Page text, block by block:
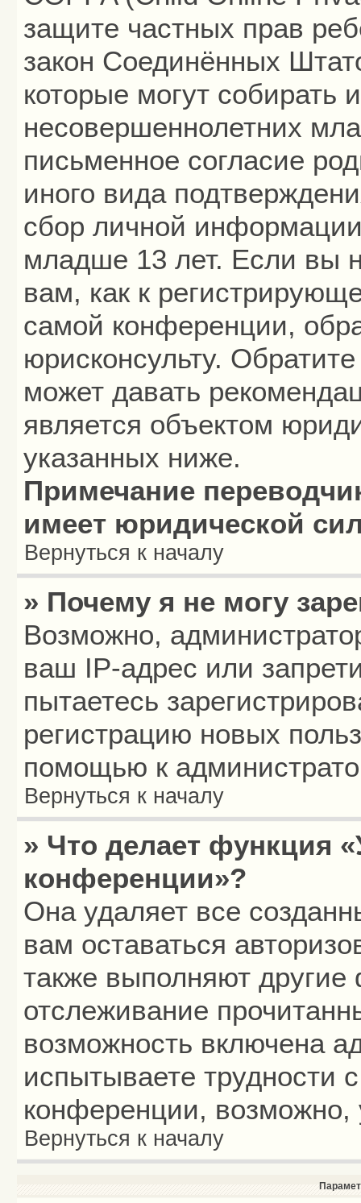
защите частных прав
закон Соединённых
которые могут
несовершеннолетних
письменное согласие
иного вида
сбор личной
младше 13 лет. Если вы
вам, как к
самой конференции,
юрисконсульту.
может давать
является объектом
указанных ниже.
Примечание
имеет юридической
Вернуться к началу
» Почему я не могу
Возможно,
ваш IP-адрес или
пытаетесь
регистрацию новых
помощью к
Вернуться к началу
» Что делает функция
конференции»?
Она удаляет все
вам оставаться
также выполняют другие
отслеживание
возможность включена
испытываете трудности
конференции, возможно,
Вернуться к началу